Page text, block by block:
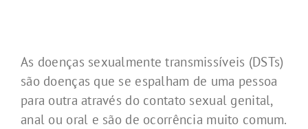
As doenças sexualmente transmissíveis (DSTs)
são doenças que se espalham de uma pessoa
para outra através do contato sexual genital,
anal ou oral e são de ocorrência muito comum.